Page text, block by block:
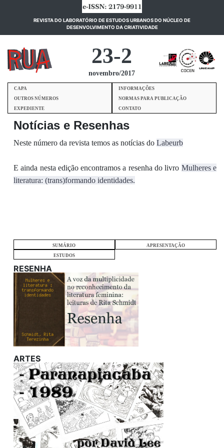
REVISTA DO LABORATÓRIO DE ESTUDOS URBANOS DO NÚCLEO DE
DESENVOLVIMENTO DA CRIATIVIDADE(current)
23-2
novembro/2017
CAPA
INFORMAÇÕES
OUTROS NÚMEROS
NORMAS PARA PUBLICAÇÃO
EXPEDIENTE
CONTATO
Notícias e Resenhas
Neste número da revista temos as notícias do Labeurb
E ainda nesta edição encontramos a resenha do livro Mulheres e
literatura: (trans)formando identidades.
SUMÁRIO
APRESENTAÇÃO
ESTUDOS
RESENHA
ARTES